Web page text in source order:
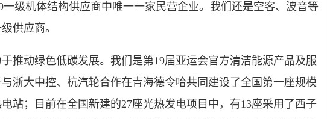
一级机体结构供应商中唯一一家民营企业。我们还是空客、波音等
供应商。
动绿色低碳发展。我们是第19届亚运会官方清洁能源产品及服
浙大中控、杭汽轮合作在青海德令哈共同建设了全国第一座规模
站；目前在全国新建的27座光热发电项目中，有13座采用了西子